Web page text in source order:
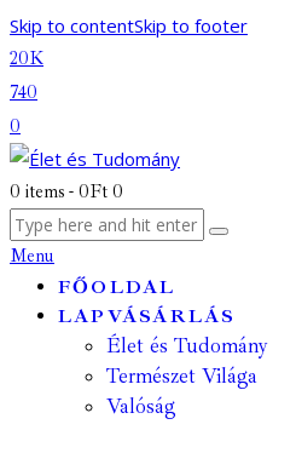
Skip to contentSkip to footer
20K
740
0
0 items - 0Ft 0
Menu
FŐOLDAL
LAPVÁSÁRLÁS
Élet és Tudomány
Természet Világa
Valóság